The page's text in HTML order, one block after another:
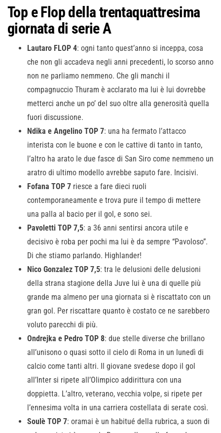
Top e Flop della trentaquattresima
giornata di serie A
Lautaro FLOP 4: ogni tanto quest’anno si inceppa, cosa
che non gli accadeva negli anni precedenti, lo scorso anno
non ne parliamo nemmeno. Che gli manchi il
compagnuccio Thuram è acclarato ma lui è lui dovrebbe
metterci anche un po’ del suo oltre alla generosità quella
fuori discussione.
Ndika e Angelino TOP 7: una ha fermato l’attacco
interista con le buone e con le cattive di tanto in tanto,
l’altro ha arato le due fasce di San Siro come nemmeno un
aratro di ultimo modello avrebbe saputo fare. Incisivi.
Fofana TOP 7 riesce a fare dieci ruoli
contemporaneamente e trova pure il tempo di mettere
una palla al bacio per il gol, e sono sei.
Pavoletti TOP 7,5: a 36 anni sentirsi ancora utile e
decisivo è roba per pochi ma lui è da sempre “Pavoloso”.
Di che stiamo parlando. Highlander!
Nico Gonzalez TOP 7,5: tra le delusioni delle delusioni
della strana stagione della Juve lui è una di quelle più
grande ma almeno per una giornata si è riscattato con un
gran gol. Per riscattare quanto è costato ce ne sarebbero
voluto parecchi di più.
Ondrejka e Pedro TOP 8: due stelle diverse che brillano
all’unisono o quasi sotto il cielo di Roma in un lunedì di
calcio come tanti altri. Il giovane svedese dopo il gol
all’Inter si ripete all’Olimpico addirittura con una
doppietta. L’altro, veterano, vecchia volpe, si ripete per
l’ennesima volta in una carriera costellata di serate così.
Soulè TOP 7: oramai è un habitué della rubrica, a suon di